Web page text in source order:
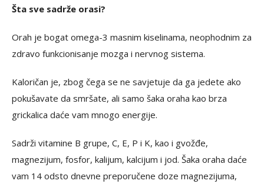
Šta sve sadrže orasi?
Orah je bogat omega-3 masnim kiselinama, neophodnim za
zdravo funkcionisanje mozga i nervnog sistema.
Kaloričan je, zbog čega se ne savjetuje da ga jedete ako
pokušavate da smršate, ali samo šaka oraha kao brza
grickalica daće vam mnogo energije.
Sadrži vitamine B grupe, C, E, P i K, kao i gvožđe,
magnezijum, fosfor, kalijum, kalcijum i jod. Šaka oraha daće
vam 14 odsto dnevne preporučene doze magnezijuma,